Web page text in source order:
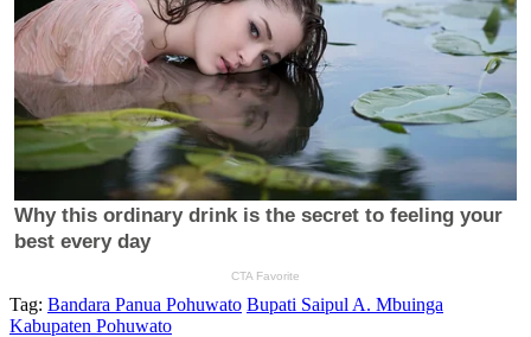
Tag: Bandara Panua Pohuwato Bupati Saipul A. Mbuinga
Kabupaten Pohuwato